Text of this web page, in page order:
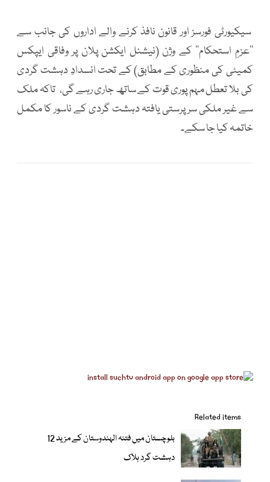
سیکیورٹی فورسز اور قانون نافذ کرنے والے اداروں کی جانب سے
’’عزمِ استحکام‘‘ کے وژن (نیشنل ایکشن پلان پر وفاقی ایپکس
کمیٹی کی منظوری کے مطابق) کے تحت انسدادِ دہشت گردی
کی بلا تعطل مہم پوری قوت کے ساتھ جاری رہے گی، تاکہ ملک
سے غیر ملکی سرپرستی یافتہ دہشت گردی کے ناسور کا مکمل
خاتمہ کیا جا سکے۔
Related items
بلوچستان میں فتنہ الہندوستان کے مزید 12
دہشت گرد ہلاک